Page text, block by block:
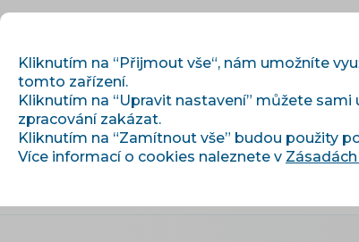
Kliknutím na “Přijmout vše“, nám umožníte
tomto zařízení.
Kliknutím na “Upravit nastavení” můžete
zpracování zakázat.
Kliknutím na “Zamítnout vše” budou použity
Více informací o cookies naleznete v